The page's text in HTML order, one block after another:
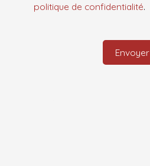
politique de confidentialité.
Envoyer